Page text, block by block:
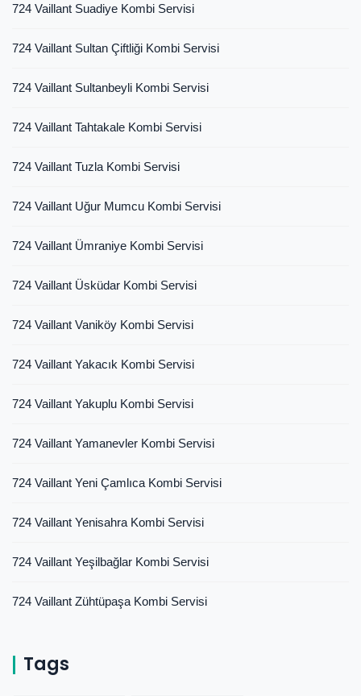
724 Vaillant Suadiye Kombi Servisi
724 Vaillant Sultan Çiftliği Kombi Servisi
724 Vaillant Sultanbeyli Kombi Servisi
724 Vaillant Tahtakale Kombi Servisi
724 Vaillant Tuzla Kombi Servisi
724 Vaillant Uğur Mumcu Kombi Servisi
724 Vaillant Ümraniye Kombi Servisi
724 Vaillant Üsküdar Kombi Servisi
724 Vaillant Vaniköy Kombi Servisi
724 Vaillant Yakacık Kombi Servisi
724 Vaillant Yakuplu Kombi Servisi
724 Vaillant Yamanevler Kombi Servisi
724 Vaillant Yeni Çamlıca Kombi Servisi
724 Vaillant Yenisahra Kombi Servisi
724 Vaillant Yeşilbağlar Kombi Servisi
724 Vaillant Zühtüpaşa Kombi Servisi
Tags